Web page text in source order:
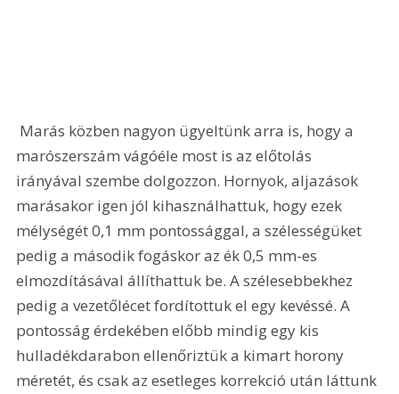
marószerszám vágóéle most is az előtolás
irányával szembe dolgozzon. Hornyok, aljazások
marásakor igen jól kihasználhattuk, hogy ezek
mélységét 0,1 mm pontossággal, a szélességüket
pedig a második fogáskor az ék 0,5 mm-es
elmozdításával állíthattuk be. A szélesebbekhez
pedig a vezetőlécet fordítottuk el egy kevéssé. A
pontosság érdekében előbb mindig egy kis
hulladékdarabon ellenőriztük a kimart horony
méretét, és csak az esetleges korrekció után láttunk